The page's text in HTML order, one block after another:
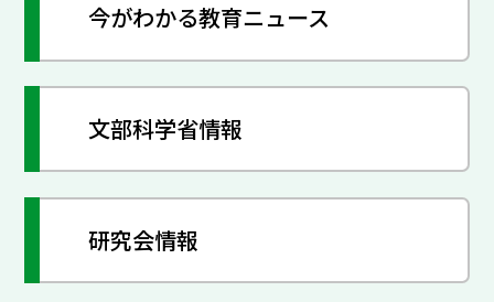
今がわかる教育ニュース
文部科学省情報
研究会情報